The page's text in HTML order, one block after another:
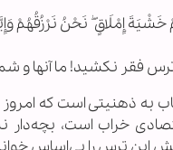
خَشْیَةَ إِمْلَاقٍ ۖ نَحْنُ نَرْزُقُهُمْ
ترس فقر نکشید! ما آنها و
به ذهنیتی است که
خراب است،